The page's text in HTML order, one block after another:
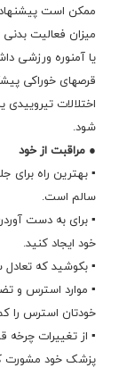
ممکن است
میزان فعالیت
یا آمنوره ورزشی
قرصهای خوراکی
اختلالات تیروییدی
شود.
● مراقبت از خود
▪ بهترین راه برای
سالم است.
▪ برای به دست
خود ایجاد کنید.
▪ بکوشید که تعادل
▪ موارد استرس و
خودتان استرس را
▪ از تغییرات چرخه
پزشک خود مشورت